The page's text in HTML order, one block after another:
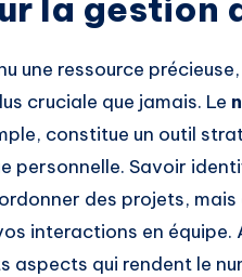
une ressource
cruciale que jamais. Le
constitue un outil
personnelle. Savoir
des projets, mais
interactions en équipe.
aspects qui rendent le